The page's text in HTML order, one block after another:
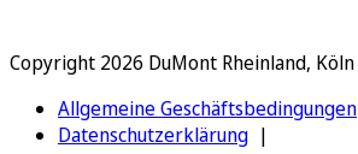
Copyright 2026 DuMont Rheinland, Köln
Allgemeine Geschäftsbedingungen
Datenschutzerklärung